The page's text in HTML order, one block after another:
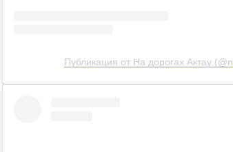
Публикация от На дорогах Актау